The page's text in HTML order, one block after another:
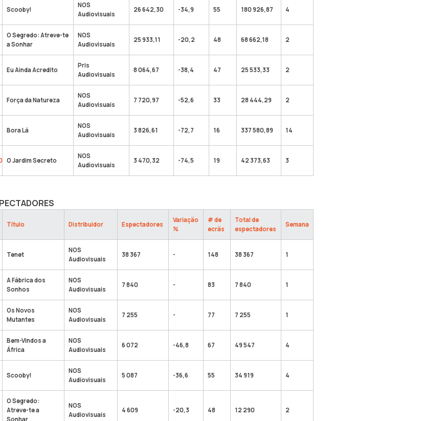
Scooby!
NOS
Audiovisuais
26 642,30 -34,9 55 180 926,87 4
O Segredo: Atreve-te
a Sonhar
NOS
Audiovisuais
25 933,11 -20,2 48 68 662,18 2
Eu Ainda Acredito
Pris
Audiovisuais
8 064,67 -38,4 47 25 533,33 2
Força da Natureza
NOS
Audiovisuais
7 720,97 -52,6 33 28 444,29 2
Bora Lá
NOS
Audiovisuais
3 826,61 -72,7 16 337 580,89 14
O Jardim Secreto
NOS
Audiovisuais
3 470,32 -74,5 19 42 373,63 3
Título Distribuidor Espectadores
Variação
%
# de
ecrãs
Total de
espectadores
Semana
Tenet
NOS
Audiovisuais
38 367 - 148 38 367 1
A Fábrica dos
Sonhos
NOS
Audiovisuais
7 840 - 83 7 840 1
Os Novos
Mutantes
NOS
Audiovisuais
7 255 - 77 7 255 1
Bem-Vindos a
África
NOS
Audiovisuais
6 072 -46,8 67 49 547 4
Scooby!
NOS
Audiovisuais
5 087 -36,6 55 34 919 4
O Segredo:
Atreve-te a
Sonhar
NOS
Audiovisuais
4 609 -20,3 48 12 290 2